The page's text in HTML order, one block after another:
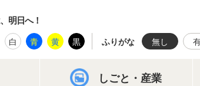
明日へ！
白 青 黄 黒 ふりがな 無し
しごと・ 産業